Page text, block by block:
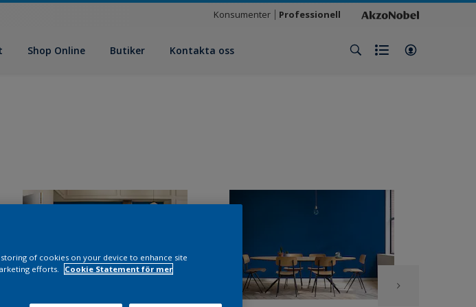
Konsumenter Professionell
Shop Online Butiker Kontakta oss
of cookies on your device to enhance site
efforts.
Cookie Statement för mer